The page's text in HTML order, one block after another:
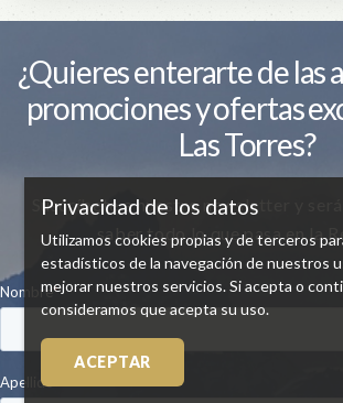
¿Quieres enterarte de las
promociones y ofertas
Las Torres?
Suscríbete a nuestro newsletter y
saber todo lo que pasa en la
Privacidad de los datos
Utilizamos cookies propias y de terceros
estadísticos de la navegación de nuestros
mejorar nuestros servicios. Si acepta o
consideramos que acepta su uso.
ACEPTAR